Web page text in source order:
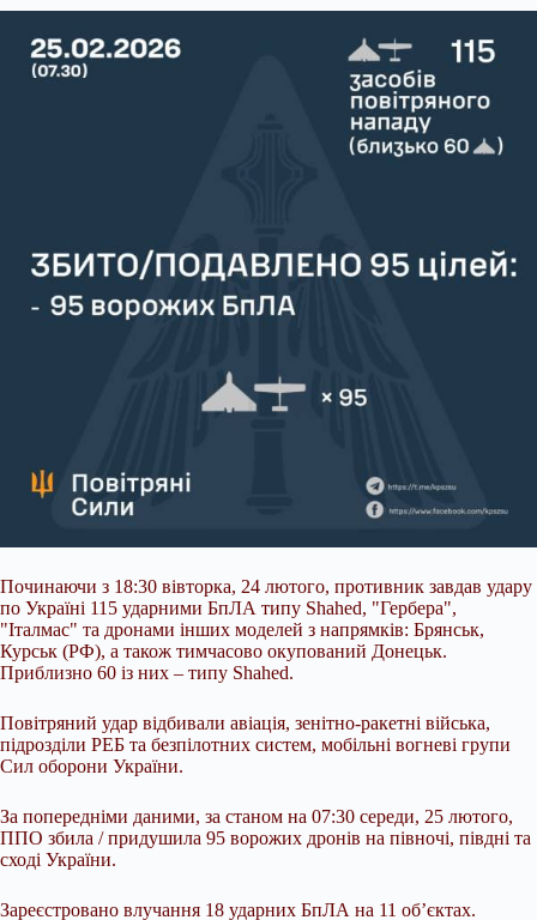
Починаючи з 18:30 вівторка, 24 лютого, противник завдав удару
по Україні 115 ударними БпЛА типу Shahed, "Гербера",
"Італмас" та дронами інших моделей з напрямків: Брянськ,
Курськ (РФ), а також тимчасово окупований Донецьк.
Приблизно 60 із них – типу Shahed.
Повітряний удар відбивали авіація, зенітно-ракетні війська,
підрозділи РЕБ та безпілотних систем, мобільні вогневі групи
Сил оборони України.
За попередніми даними, за станом на 07:30 середи, 25 лютого,
ППО збила / придушила 95 ворожих дронів на півночі, півдні та
сході України.
Зареєстровано влучання 18 ударних БпЛА на 11 об’єктах.